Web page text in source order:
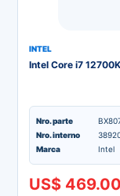
INTEL
Intel Core i7
Nro. parte
Nro. interno
Marca
Intel
US$ 469.00